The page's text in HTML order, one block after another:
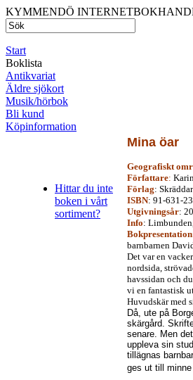
KYMMENDÖ
Start
Boklista
Antikvariat
Äldre sjökort
Musik/hörbok
Bli kund
Köpinformation
Hittar du inte
boken i vårt
sortiment?
Mina öar
Geografiskt
Författare:
Förlag:
ISBN: 91-631-
Utgivningsår:
Info:
Bokpresentation
barnbarnen
Det var en
nordsida,
havssidan och
vi en fantastisk
Huvudskär med
Då, ute på
skärgård.
senare. Men
uppleva sin
tillägnas
ges ut till